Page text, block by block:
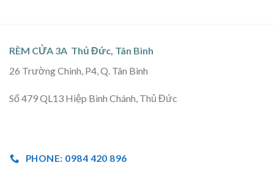
RÈM CỬA 3A Thủ Đức, Tân Bình
26 Trường Chinh, P4, Q. Tân Bình
Số 479 QL13 Hiệp Bình Chánh, Thủ Đức
PHONE: 0984 420 896